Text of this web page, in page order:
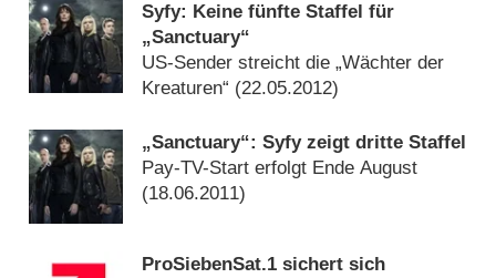
Syfy: Keine fünfte Staffel für
„Sanctuary“
US-Sender streicht die „Wächter der
Kreaturen“ (22.05.2012)
„Sanctuary“: Syfy zeigt dritte Staffel
Pay-TV-Start erfolgt Ende August
(18.06.2011)
ProSiebenSat.1 sichert sich